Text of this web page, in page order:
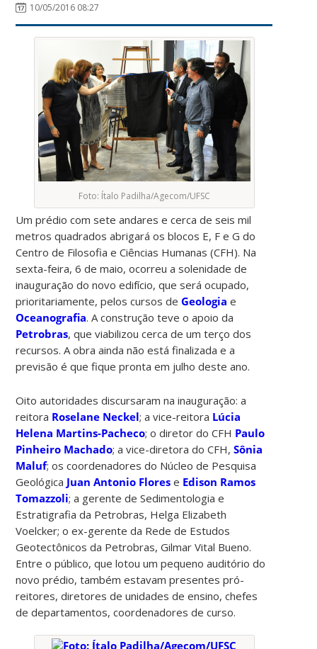
10/05/2016 08:27
Foto: Ítalo Padilha/Agecom/UFSC
Um prédio com sete andares e cerca de seis mil
metros quadrados abrigará os blocos E, F e G do
Centro de Filosofia e Ciências Humanas (CFH). Na
sexta-feira, 6 de maio, ocorreu a solenidade de
inauguração do novo edifício, que será ocupado,
prioritariamente, pelos cursos deGeologia e
Oceanografia. A construção teve o apoio da
Petrobras, que viabilizou cerca de um terço dos
recursos. A obra ainda não está finalizada e a
previsão é que fique pronta em julho deste ano.
Oito autoridades discursaram na inauguração: a
reitora Roselane Neckel; a vice-reitora Lúcia
Helena Martins-Pacheco; o diretor do CFH Paulo
Pinheiro Machado; a vice-diretora do CFH,Sônia
Maluf; os coordenadores do Núcleo de Pesquisa
Geológica Juan Antonio Flores e Edison Ramos
Tomazzoli; a gerente de Sedimentologia e
Estratigrafia da Petrobras, Helga Elizabeth
Voelcker; o ex-gerente da Rede de Estudos
Geotectônicos da Petrobras, Gilmar Vital Bueno.
Entre o público, que lotou um pequeno auditório do
novo prédio, também estavam presentes pró-
reitores, diretores de unidades de ensino, chefes
de departamentos, coordenadores de curso.